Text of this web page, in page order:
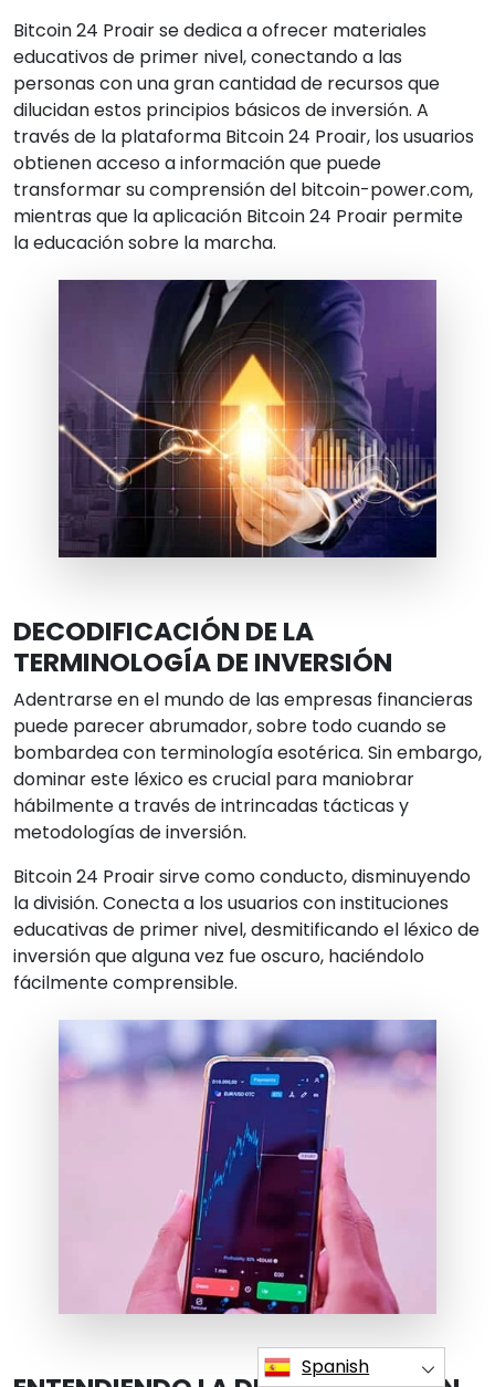
Bitcoin 24 Proair se dedica a ofrecer materiales
educativos de primer nivel, conectando a las
personas con una gran cantidad de recursos que
dilucidan estos principios básicos de inversión. A
través de la plataforma Bitcoin 24 Proair, los usuarios
obtienen acceso a información que puede
transformar su comprensión del bitcoin-power.com,
mientras que la aplicación Bitcoin 24 Proair permite
la educación sobre la marcha.
DECODIFICACIÓN DE LA
TERMINOLOGÍA DE INVERSIÓN
Adentrarse en el mundo de las empresas financieras
puede parecer abrumador, sobre todo cuando se
bombardea con terminología esotérica. Sin embargo,
dominar este léxico es crucial para maniobrar
hábilmente a través de intrincadas tácticas y
metodologías de inversión.
Bitcoin 24 Proair sirve como conducto, disminuyendo
la división. Conecta a los usuarios con instituciones
educativas de primer nivel, desmitificando el léxico de
inversión que alguna vez fue oscuro, haciéndolo
fácilmente comprensible.
Spanish